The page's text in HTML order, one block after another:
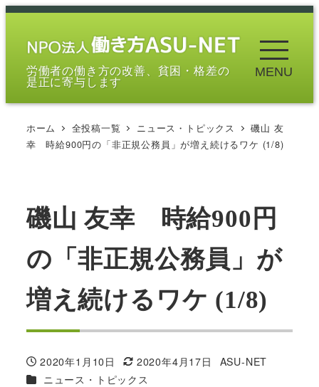
メ
労働者の働き方の改善、貧困・格差の
是正に寄与します
MENU
ホーム 全投稿一覧 ニュース・トピックス
磯山 友
幸 時給900円の「非正規公務員」が増え続けるワケ (1/8)
磯山 友幸 時給900円
の「非正規公務員」が
増え続けるワケ (1/8)
投稿日
2020年1月10日
更新日
2020年4月17日
著
ASU-NET
カテゴリー
ニュース・トピックス